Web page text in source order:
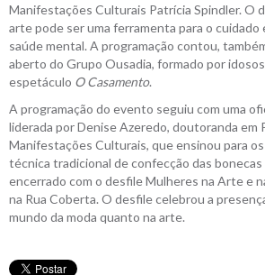
Manifestações Culturais Patrícia Spindler. O
arte pode ser uma ferramenta para o
saúde mental. A programação contou,
aberto do Grupo Ousadia, formado por
espetáculo O Casamento.
A programação do evento seguiu com uma
liderada por Denise Azeredo, doutoranda em
Manifestações Culturais, que ensinou para
técnica tradicional de confecção das
encerrado com o desfile Mulheres na Arte e
na Rua Coberta. O desfile celebrou a
mundo da moda quanto na arte.